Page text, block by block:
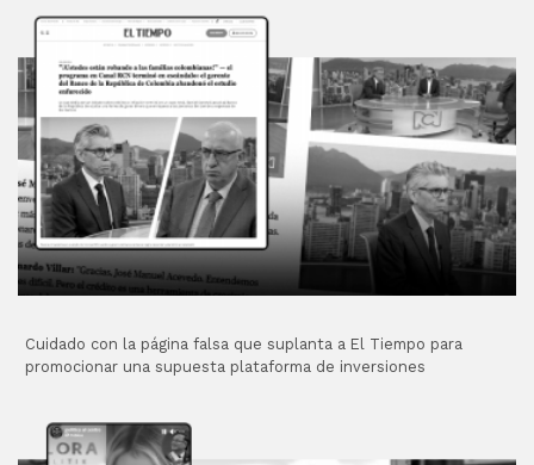
Cuidado con la página falsa que suplanta a El Tiempo para
promocionar una supuesta plataforma de inversiones